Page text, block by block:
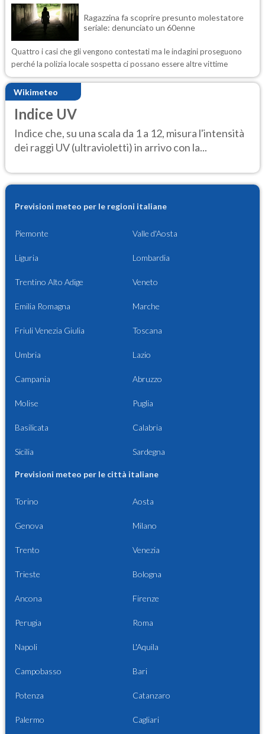
Ragazzina fa scoprire presunto molestatore
seriale: denunciato un 60enne
Quattro i casi che gli vengono contestati ma le indagini proseguono
perché la polizia locale sospetta ci possano essere altre vittime
Wikimeteo
Indice UV
Indice che, su una scala da 1 a 12, misura l'intensità
dei raggi UV (ultravioletti) in arrivo con la...
Previsioni meteo per le regioni italiane
Piemonte Valle d'Aosta
Liguria Lombardia
Trentino Alto Adige Veneto
Emilia Romagna Marche
Friuli Venezia Giulia Toscana
Umbria Lazio
Campania Abruzzo
Molise Puglia
Basilicata Calabria
Sicilia Sardegna
Previsioni meteo per le città italiane
Torino Aosta
Genova Milano
Trento Venezia
Trieste Bologna
Ancona Firenze
Perugia Roma
Napoli L'Aquila
Campobasso Bari
Potenza Catanzaro
Palermo Cagliari